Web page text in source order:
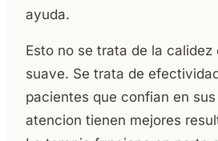
ayuda.
Esto no se trata de la calidez
suave. Se trata de
pacientes que confian en
atencion tienen mejores